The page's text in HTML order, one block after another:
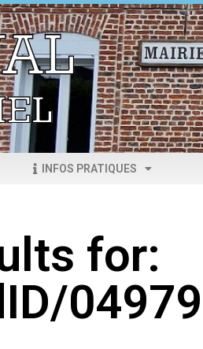
INFOS PRATIQUES
for: